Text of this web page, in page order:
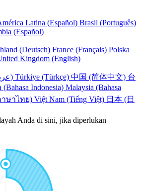
Latina (Español) Brasil (Português)
(Español)
(Deutsch) France (Français) Polska
Kingdom (English)
UAE (عربي) Türkiye (Türkçe) 中国 (简体中文) 台
(Bahasa Indonesia) Malaysia (Bahasa
ษาไทย) Việt Nam (Tiếng Việt) 日本 (日
Anda di sini, jika diperlukan